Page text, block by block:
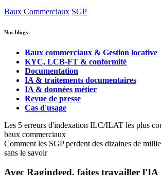
Baux Commerciaux SGP
Nos blogs
Baux commerciaux & Gestion locative
KYC, LCB-FT & conformité
Documentation
IA & traitements documentaires
IA & données métier
Revue de presse
Cas d'usage
Les 5 erreurs d'indexation ILC/ILAT les plus
baux commerciaux
Comment les SGP perdent des dizaines de
sans le savoir
Avec Ragindeed, faites travailler l'IA